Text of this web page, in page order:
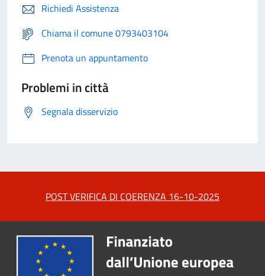
Richiedi Assistenza
Chiama il comune 0793403104
Prenota un appuntamento
Problemi in città
Segnala disservizio
POST VERIFICA DI COERENZA 16-10-2025